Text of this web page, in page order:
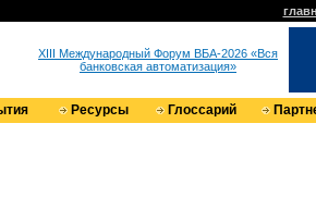
XIII Международный Форум ВБА-2026 «Вся
банковская автоматизация»
Ресурсы Глоссарий